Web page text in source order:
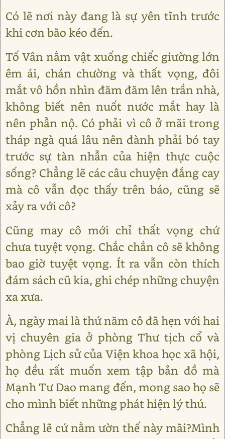
Có lẽ nơi này đang là sự yên tĩnh trước
khi cơn bão kéo đến.
Tố Vân nằm vật xuống chiếc giường lớn
êm ái, chán chường và thất vọng, đôi
mắt vô hồn nhìn đăm đăm lên trần nhà,
không biết nên nuốt nước mắt hay là
nên phẫn nộ. Có phải vì cô ở mãi trong
tháp ngà quá lâu nên đành phải bó tay
trước sự tàn nhẫn của hiện thực cuộc
sống? Chẳng lẽ các câu chuyện đắng cay
mà cô vẫn đọc thấy trên báo, cũng sẽ
xảy ra với cô?
Cũng may cô mới chỉ thất vọng chứ
chưa tuyệt vọng. Chắc chắn cô sẽ không
bao giờ tuyệt vọng. Ít ra vẫn còn thích
đám sách cũ kia, ghi chép những chuyện
xa xưa.
À, ngày mai là thứ năm cô đã hẹn với hai
vị chuyên gia ở phòng Thư tịch cổ và
phòng Lịch sử của Viện khoa học xã hội,
họ đều rất muốn xem tập bản đồ mà
Mạnh Tư Dao mang đến, mong sao họ sẽ
cho mình biết những phát hiện lý thú.
Chẳng lẽ cứ nằm ườn thế này mãi?Mình